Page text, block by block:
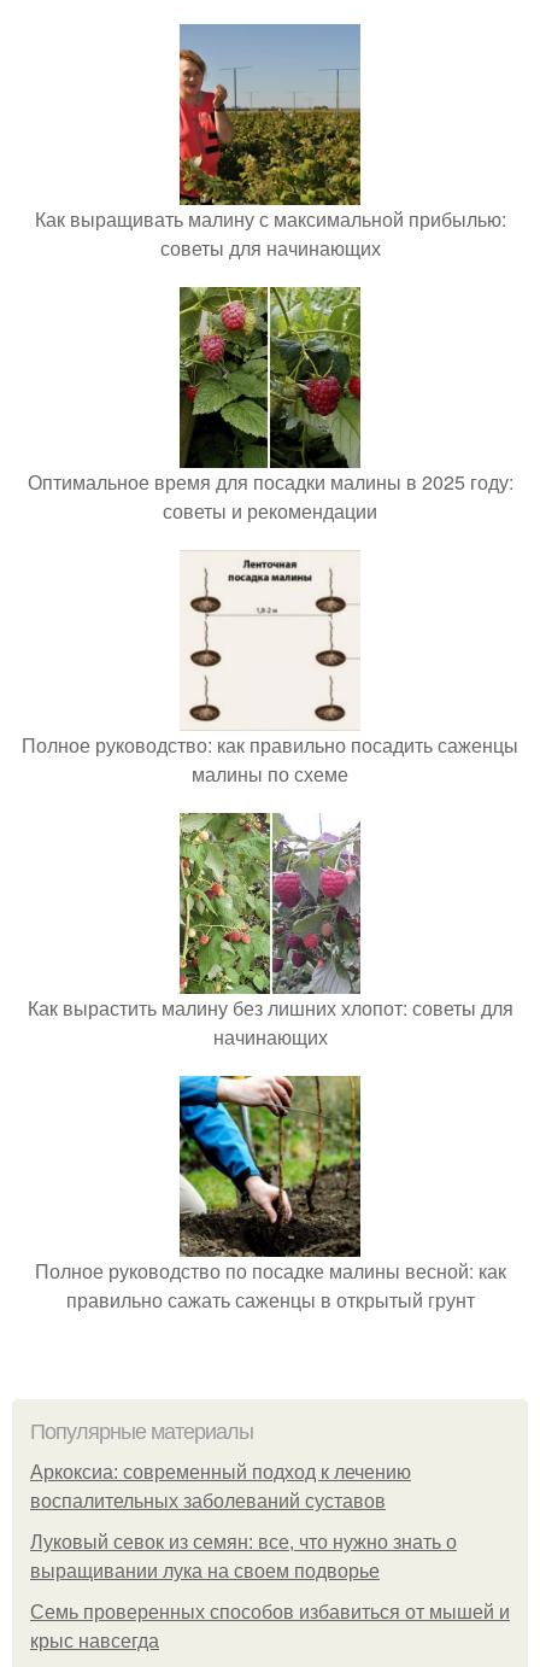
Как выращивать малину с максимальной прибылью:
советы для начинающих
Оптимальное время для посадки малины в 2025 году:
советы и рекомендации
Полное руководство: как правильно посадить саженцы
малины по схеме
Как вырастить малину без лишних хлопот: советы для
начинающих
Полное руководство по посадке малины весной: как
правильно сажать саженцы в открытый грунт
Популярные материалы
Аркоксиа: современный подход к лечению
воспалительных заболеваний суставов
Луковый севок из семян: все, что нужно знать о
выращивании лука на своем подворье
Семь проверенных способов избавиться от мышей и
крыс навсегда